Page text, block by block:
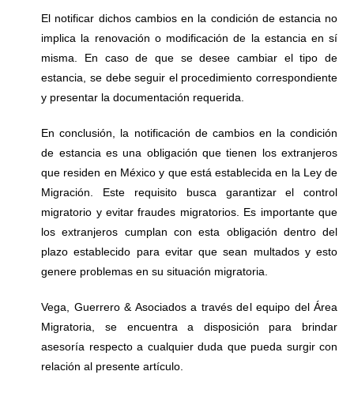
El notificar dichos cambios en la condición de estancia no
implica la renovación o modificación de la estancia en sí
misma. En caso de que se desee cambiar el tipo de
estancia, se debe seguir el procedimiento correspondiente
y presentar la documentación requerida.
En conclusión, la notificación de cambios en la condición
de estancia es una obligación que tienen los extranjeros
que residen en México y que está establecida en la Ley de
Migración. Este requisito busca garantizar el control
migratorio y evitar fraudes migratorios. Es importante que
los extranjeros cumplan con esta obligación dentro del
plazo establecido para evitar que sean multados y esto
genere problemas en su situación migratoria.
Vega, Guerrero & Asociados a través del equipo del Área
Migratoria, se encuentra a disposición para brindar
asesoría respecto a cualquier duda que pueda surgir con
relación al presente artículo.